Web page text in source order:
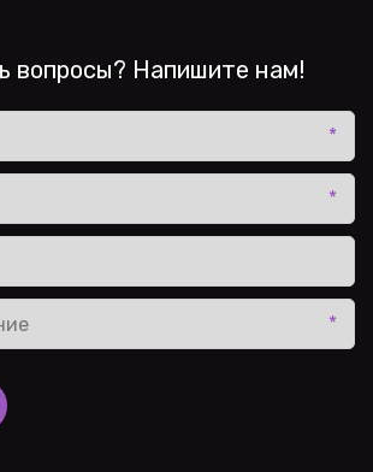
вопросы? Напишите нам!
*
*
*